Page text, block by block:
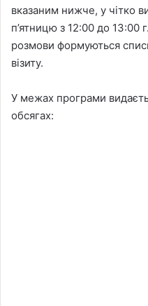
вказаним нижче, у чітко
п’ятницю з 12:00 до 13:00
розмови формуються
візиту.
У межах програми
обсягах: